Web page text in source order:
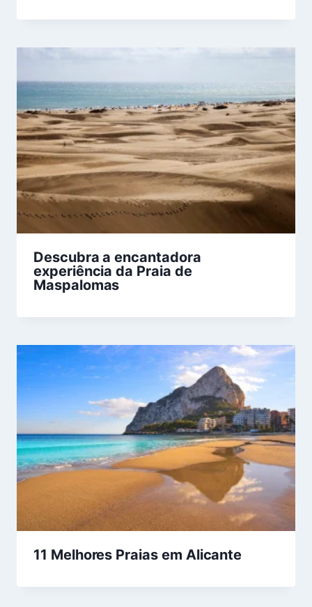
Descubra a encantadora
experiência da Praia de
Maspalomas
11 Melhores Praias em Alicante